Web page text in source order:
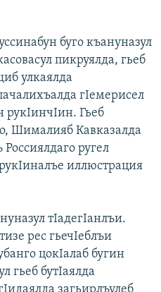
буго къануназул
пикруялда, гьеб
улкаялда
гIемерисел
рукIинчIин. Гьеб
Шималияб Кавказалда
ругел
иллюстрация
тIадегIанлъи.
рес гьечIеблъи
цокIалаб бугин
гьеб бутIаялда